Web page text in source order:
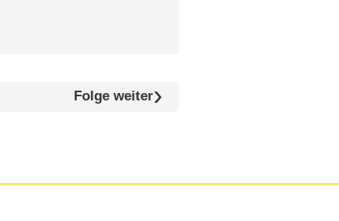
Folge weiter